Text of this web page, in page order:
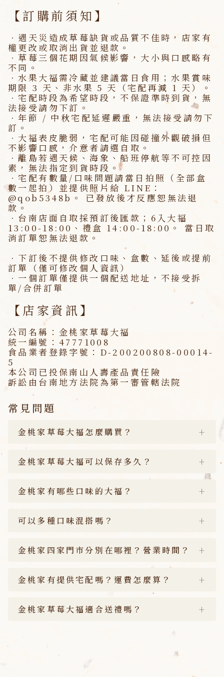
【訂購前須知】
．遇天災造成草莓缺貨或品質不佳時，店家有
權更改或取消出貨並退款。
．草莓三個花期因氣候影響，大小與口感略有
不同。
．水果大福需冷藏並建議當日食用；水果賞味
期限 3 天、非水果 5 天（宅配再減 1 天）。
．宅配時段為希望時段， 不保證準時到貨 ，無
法接受請勿下訂。
．年節 / 中秋宅配延遲嚴重，無法接受請勿下
訂。
．大福表皮脆弱，宅配可能因碰撞外觀破損但
不影響口感，介意者請選自取。
．離島若遇天候、海象、船班停航等不可控因
素，無法指定到貨時段。
．宅配有數量/口味問題請當日拍照（全部盒
數一起拍）並提供照片給 LINE：
@qob5348b。 已發放後才反應恕無法退
款。
．台南店面自取採預訂後匯款；6入大福
13:00-18:00、禮盒 14:00-18:00。 當日取
消訂單恕無法退款。
．下訂後不提供修改口味、盒數、延後或提前
訂單（僅可修改個人資訊）
．一個訂單僅提供一個配送地址，不接受拆
單/合併訂單
【店家資訊】
公司名稱：金桃家草莓大福
統一編號：47771008
食品業者登錄字號：D-200200808-00014-
5
本公司已投保南山人壽產品責任險
訴訟由台南地方法院為第一審管轄法院
常見問題
金桃家草莓大福怎麼購買？
金桃家草莓大福可以保存多久？
金桃家有哪些口味的大福？
可以多種口味混搭嗎？
金桃家四家門市分別在哪裡？營業時間？
金桃家有提供宅配嗎？運費怎麼算？
金桃家草莓大福適合送禮嗎？